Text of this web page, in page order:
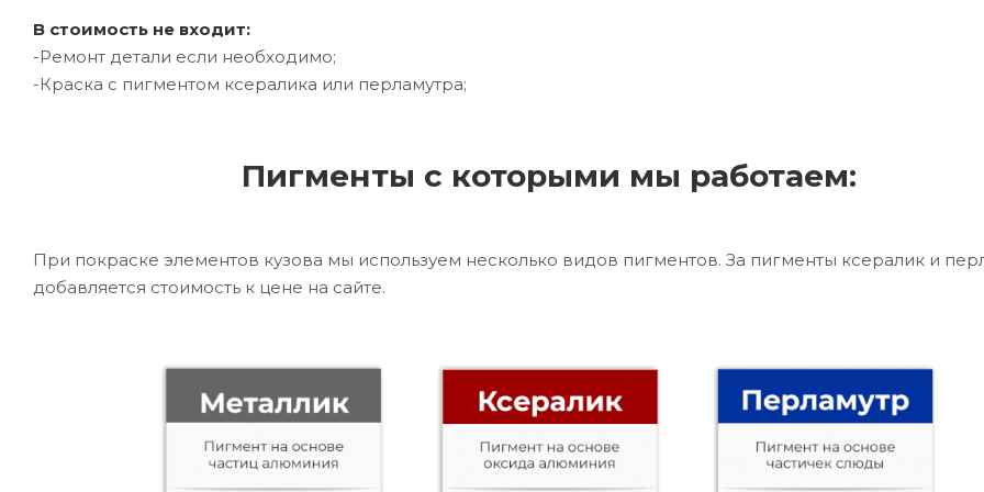
В стоимость не входит:
-Ремонт детали если необходимо;
-Краска с пигментом ксералика или перламутра;
Пигменты с которыми мы работаем:
При покраске элементов кузова мы используем несколько видов пигментов. За пигменты ксералик и
добавляется стоимость к цене на сайте.